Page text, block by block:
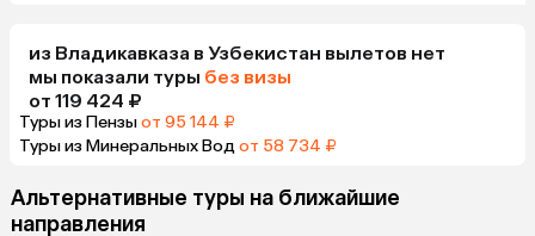
из Владикавказа в Узбекистан вылетов нет
мы показали туры без визы
от 119 424 ₽
Туры из Пензыот 95 144 ₽
Туры из Минеральных Водот 58 734 ₽
Альтернативные туры на ближайшие
направления